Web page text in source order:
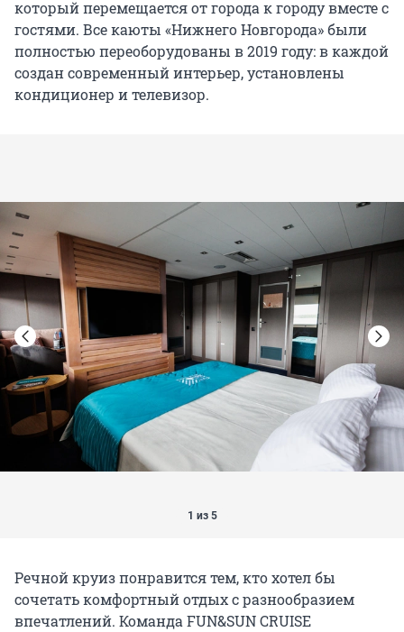
который перемещается от города к городу вместе с
гостями. Все каюты «Нижнего Новгорода» были
полностью переоборудованы в 2019 году: в каждой
создан современный интерьер, установлены
кондиционер и телевизор.
1 из 5
Речной круиз понравится тем, кто хотел бы
сочетать комфортный отдых с разнообразием
впечатлений. Команда FUN&SUN CRUISE